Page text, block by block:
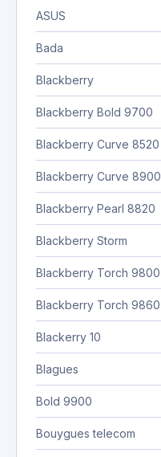
ASUS
Bada
Blackberry
Blackberry Bold 9700
Blackberry Curve 8520
Blackberry Curve 8900
Blackberry Pearl 8820
Blackberry Storm
Blackberry Torch 9800
Blackberry Torch 9860
Blackerry 10
Blagues
Bold 9900
Bouygues telecom